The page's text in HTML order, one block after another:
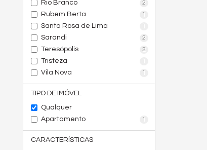
Rio Branco 2
Rubem Berta 1
Santa Rosa de Lima 1
Sarandi 2
Teresópolis 2
Tristeza 1
Vila Nova 1
TIPO DE IMÓVEL
Qualquer
Apartamento
1
CARACTERÍSTICAS